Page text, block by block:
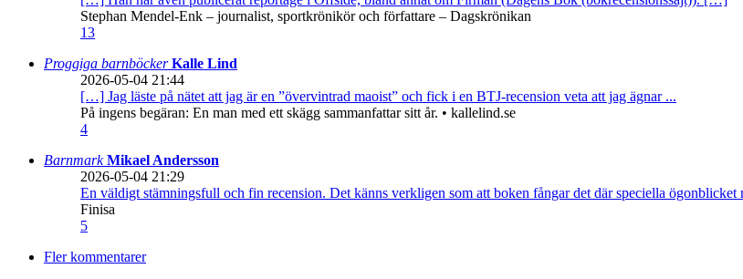
Stephan Mendel-Enk – journalist, sportkrönikör och författare – Dagskrönikan
13
Proggiga barnböckerKalle Lind
2026-05-04 21:44
[…] Jag läste på nätet att jag är en ”övervintrad maoist” och fick i en BTJ-recension veta att jag ägnar ...
På ingens begäran: En man med ett skägg sammanfattar sitt år. • kallelind.se
4
BarnmarkMikael Andersson
2026-05-04 21:29
En väldigt stämningsfull och fin recension. Det känns verkligen som att boken fångar det där speciella ögonblicket
Finisa
5
Fler kommentarer